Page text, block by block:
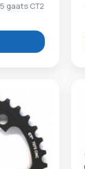
gaats CT2